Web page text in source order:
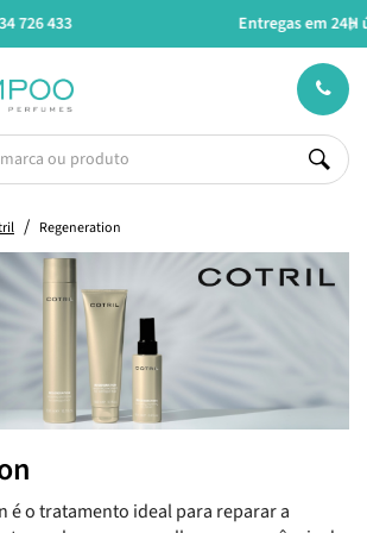
em 24H úteis. Oferta de portes a partir de €45*
Regeneration
é o tratamento ideal para reparar a